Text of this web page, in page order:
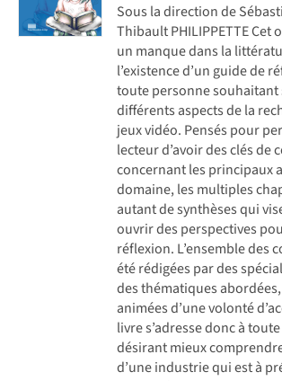
Sous la direction de
Thibault PHILIPPETTE Cet
un manque dans la
l’existence d’un guide de
toute personne souhaitant
différents aspects de la
jeux vidéo. Pensés pour
lecteur d’avoir des clés de
concernant les principaux
domaine, les multiples
autant de synthèses qui
ouvrir des perspectives
réflexion. L’ensemble des
été rédigées par des
des thématiques
animées d’une volonté
livre s’adresse donc à
désirant mieux
d’une industrie qui est à